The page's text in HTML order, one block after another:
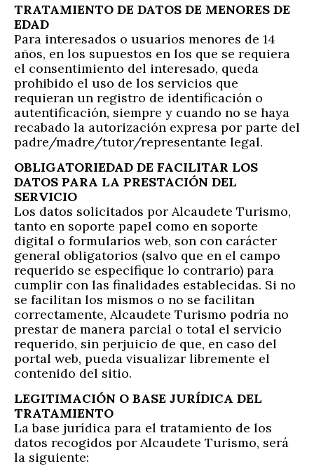
TRATAMIENTO DE DATOS DE MENORES DE
EDAD
Para interesados o usuarios menores de 14
años, en los supuestos en los que se requiera
el consentimiento del interesado, queda
prohibido el uso de los servicios que
requieran un registro de identificación o
autentificación, siempre y cuando no se haya
recabado la autorización expresa por parte del
padre/madre/tutor/representante legal.
OBLIGATORIEDAD DE FACILITAR LOS
DATOS PARA LA PRESTACIÓN DEL
SERVICIO
Los datos solicitados por Alcaudete Turismo,
tanto en soporte papel como en soporte
digital o formularios web, son con carácter
general obligatorios (salvo que en el campo
requerido se especifique lo contrario) para
cumplir con las finalidades establecidas. Si no
se facilitan los mismos o no se facilitan
correctamente, Alcaudete Turismo podría no
prestar de manera parcial o total el servicio
requerido, sin perjuicio de que, en caso del
portal web, pueda visualizar libremente el
contenido del sitio.
LEGITIMACIÓN O BASE JURÍDICA DEL
TRATAMIENTO
La base jurídica para el tratamiento de los
datos recogidos por Alcaudete Turismo, será
la siguiente: